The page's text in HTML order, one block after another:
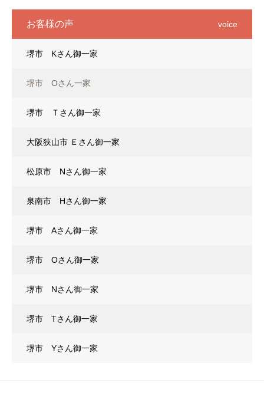
お客様の声 voice
堺市 Kさん御一家
堺市 Oさん一家
堺市 Ｔさん御一家
大阪狭山市 Ｅさん御一家
松原市 Nさん御一家
泉南市 Hさん御一家
堺市 Aさん御一家
堺市 Oさん御一家
堺市 Nさん御一家
堺市 Tさん御一家
堺市 Yさん御一家